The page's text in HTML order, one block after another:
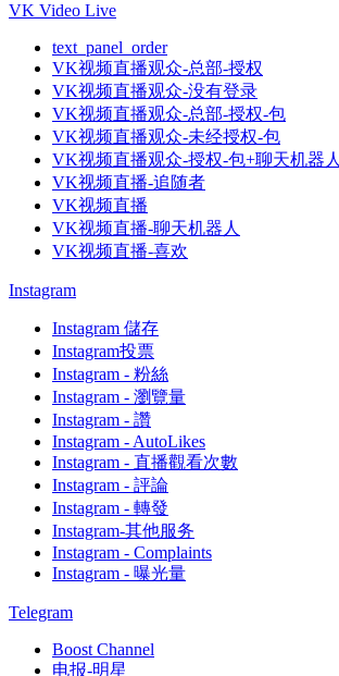
VK Video Live
text_panel_order
VK视频直播观众-总部-授权
VK视频直播观众-没有登录
VK视频直播观众-总部-授权-包
VK视频直播观众-未经授权-包
VK视频直播观众-授权-包+聊天机器人
VK视频直播-追随者
VK视频直播
VK视频直播-聊天机器人
VK视频直播-喜欢
Instagram
Instagram 儲存
Instagram投票
Instagram - 粉絲
Instagram - 瀏覽量
Instagram - 讚
Instagram - AutoLikes
Instagram - 直播觀看次數
Instagram - 評論
Instagram - 轉發
Instagram-其他服务
Instagram - Complaints
Instagram - 曝光量
Telegram
Boost Channel
电报-明星